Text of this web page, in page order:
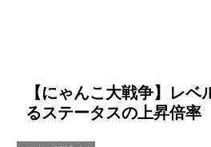
【にゃんこ大戦争】レベ
るステータスの上昇倍率